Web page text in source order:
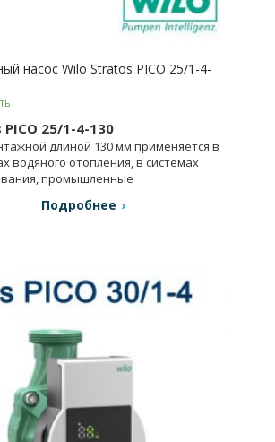
насос Wilo Stratos PICO 25/1-4-
25/1-4-130
длиной 130 мм применяется в
водяного отопления, в системах
промышленные
Подробнее